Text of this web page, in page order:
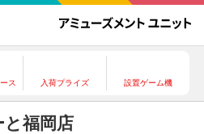
ス 入荷プライズ 設置ゲーム機
福岡店